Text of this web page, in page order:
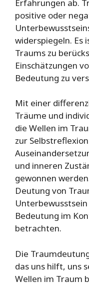
Erfahrungen ab.
positive oder
widerspiegeln. Es
Traums zu
Einschätzungen
Bedeutung zu
Mit einer
Träume und
die Wellen im
zur
und inneren
gewonnen
Deutung von
Bedeutung im
betrachten.
Die
das uns hilft, uns
Wellen im Traum